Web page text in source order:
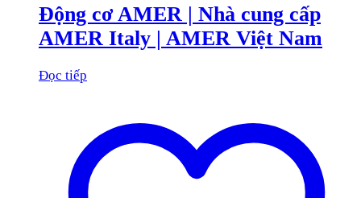
Động cơ AMER | Nhà cung cấp
AMER Italy | AMER Việt Nam
Đọc tiếp